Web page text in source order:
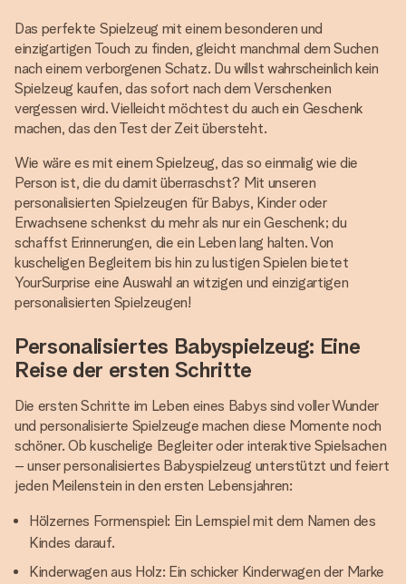
Das perfekte Spielzeug mit einem besonderen und
einzigartigen Touch zu finden, gleicht manchmal dem Suchen
nach einem verborgenen Schatz. Du willst wahrscheinlich kein
Spielzeug kaufen, das sofort nach dem Verschenken
vergessen wird. Vielleicht möchtest du auch ein Geschenk
machen, das den Test der Zeit übersteht.
Wie wäre es mit einem Spielzeug, das so einmalig wie die
Person ist, die du damit überraschst? Mit unseren
personalisierten Spielzeugen für Babys, Kinder oder
Erwachsene schenkst du mehr als nur ein Geschenk; du
schaffst Erinnerungen, die ein Leben lang halten. Von
kuscheligen Begleitern bis hin zu lustigen Spielen bietet
YourSurprise eine Auswahl an witzigen und einzigartigen
personalisierten Spielzeugen!
Personalisiertes Babyspielzeug: Eine
Reise der ersten Schritte
Die ersten Schritte im Leben eines Babys sind voller Wunder
und personalisierte Spielzeuge machen diese Momente noch
schöner. Ob kuschelige Begleiter oder interaktive Spielsachen
– unser personalisiertes Babyspielzeug unterstützt und feiert
jeden Meilenstein in den ersten Lebensjahren:
Hölzernes Formenspiel: Ein Lernspiel mit dem Namen des
Kindes darauf.
Kinderwagen aus Holz: Ein schicker Kinderwagen der Marke